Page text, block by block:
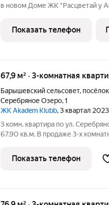
в новом Доме ЖК "Расцветай у
окружении живописных лесных
озеро и лес. Торговая
Показать телефон
67,9 м² · 3-комнатная
Барышевский сельсовет,
Серебряное Озеро,1
ЖК Akadem Klubb, 3 квартал 2023
3 комн. квартира по ул.
67.90 кв.м. В продаже 3-х
качественный ремонт, 2
остается в подарок новым
Показать телефон